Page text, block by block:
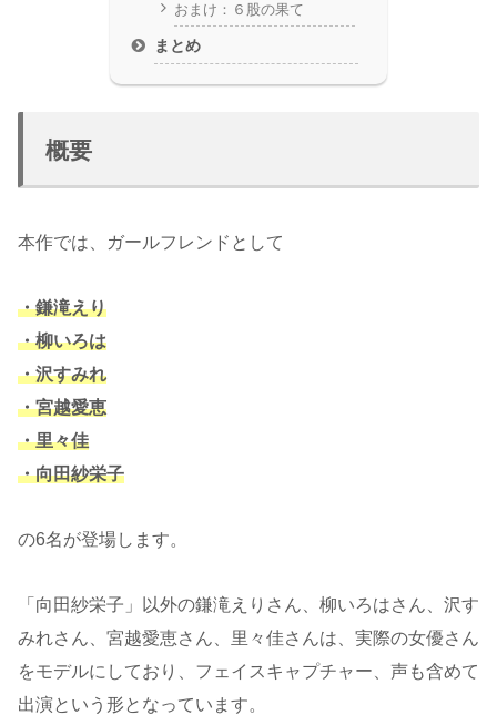
おまけ：６股の果て
まとめ
概要
本作では、ガールフレンドとして
・鎌滝えり
・柳いろは
・沢すみれ
・宮越愛恵
・里々佳
・向田紗栄子
の6名が登場します。
「向田紗栄子」以外の鎌滝えりさん、柳いろはさん、沢す
みれさん、宮越愛恵さん、里々佳さんは、実際の女優さん
をモデルにしており、フェイスキャプチャー、声も含めて
出演という形となっています。